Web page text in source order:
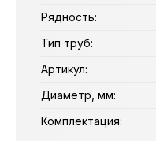
Рядность:
Тип труб:
Артикул:
Диаметр, мм:
Комплектация: